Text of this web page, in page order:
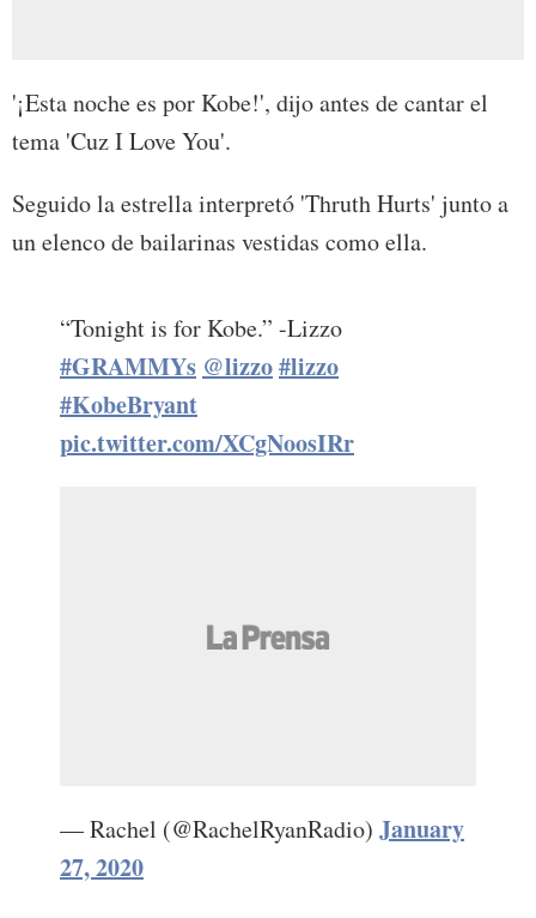
'¡Esta noche es por Kobe!', dijo antes de cantar el
tema 'Cuz I Love You'.
Seguido la estrella interpretó 'Thruth Hurts' junto a
un elenco de bailarinas vestidas como ella.
“Tonight is for Kobe.” -Lizzo
#GRAMMYs @lizzo#lizzo
#KobeBryant
pic.twitter.com/XCgNoosIRr
— Rachel (@RachelRyanRadio) January
27, 2020